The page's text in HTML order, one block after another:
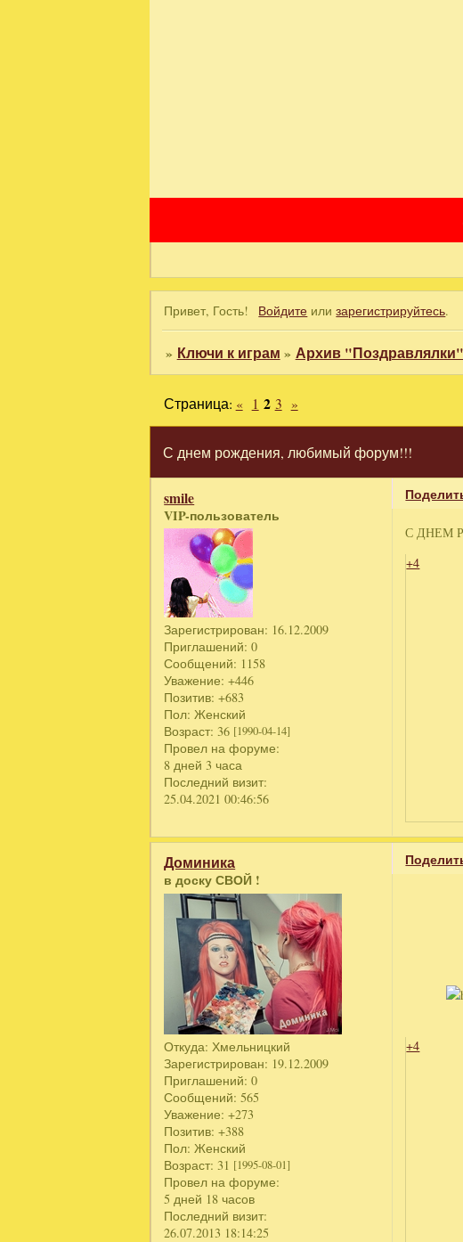
Привет, Гость! Войдите илизарегистрируйтесь.
» Ключи к играм » Архив "Поздравлялки"
С днем рождения, любимый форум!!!
Страница: « 1 2 3 »
smile
VIP-пользователь
Зарегистрирован: 16.12.2009
Приглашений: 0
Сообщений: 1158
Уважение: +446
Позитив: +683
Пол: Женский
Возраст: 36 [1990-04-14]
Провел на форуме:
8 дней 3 часа
Последний визит:
25.04.2021 00:46:56
С ДНЕМ
+4
Доминика
в доску СВОЙ !
Откуда: Хмельницкий
Зарегистрирован: 19.12.2009
Приглашений: 0
Сообщений: 565
Уважение: +273
Позитив: +388
Пол: Женский
Возраст: 31 [1995-08-01]
Провел на форуме:
5 дней 18 часов
Последний визит:
26.07.2013 18:14:25
+4